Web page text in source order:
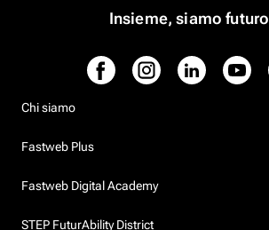
Insieme, siamo futuro
Chi siamo
Fastweb Plus
Fastweb Digital Academy
STEP FuturAbility District